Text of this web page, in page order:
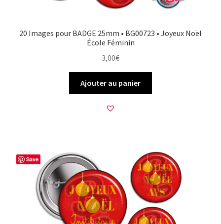
20 Images pour BADGE 25mm • BG00723 • Joyeux Noël
École Féminin
3,00€
Ajouter au panier
Save